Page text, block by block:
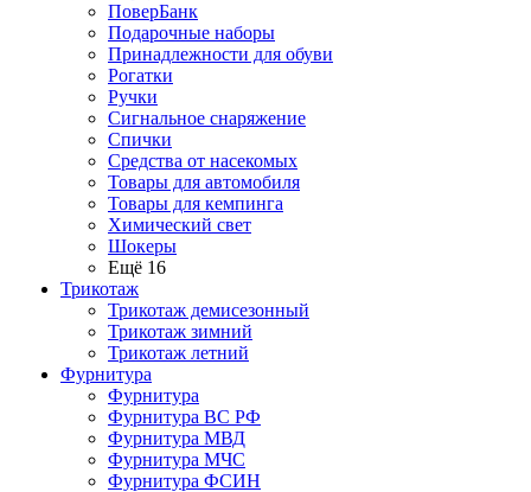
ПоверБанк
Подарочные наборы
Принадлежности для обуви
Рогатки
Ручки
Сигнальное снаряжение
Спички
Средства от насекомых
Товары для автомобиля
Товары для кемпинга
Химический свет
Шокеры
Ещё 16
Трикотаж
Трикотаж демисезонный
Трикотаж зимний
Трикотаж летний
Фурнитура
Фурнитура
Фурнитура ВС РФ
Фурнитура МВД
Фурнитура МЧС
Фурнитура ФСИН